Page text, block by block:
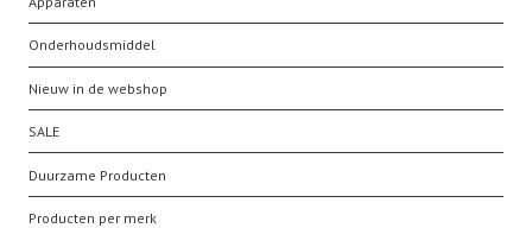
Onderhoudsmiddel
Nieuw in de webshop
SALE
Duurzame Producten
Producten per merk